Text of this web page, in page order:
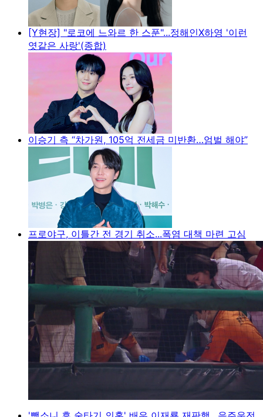
[Y현장] "로코에 느와르 한 스푼"...정해인X하영 '이런
엿같은 사랑'(종합)
이승기 측 “차가원, 105억 전세금 미반환…엄벌 해야”
프로야구, 이틀간 전 경기 취소...폭염 대책 마련 고심